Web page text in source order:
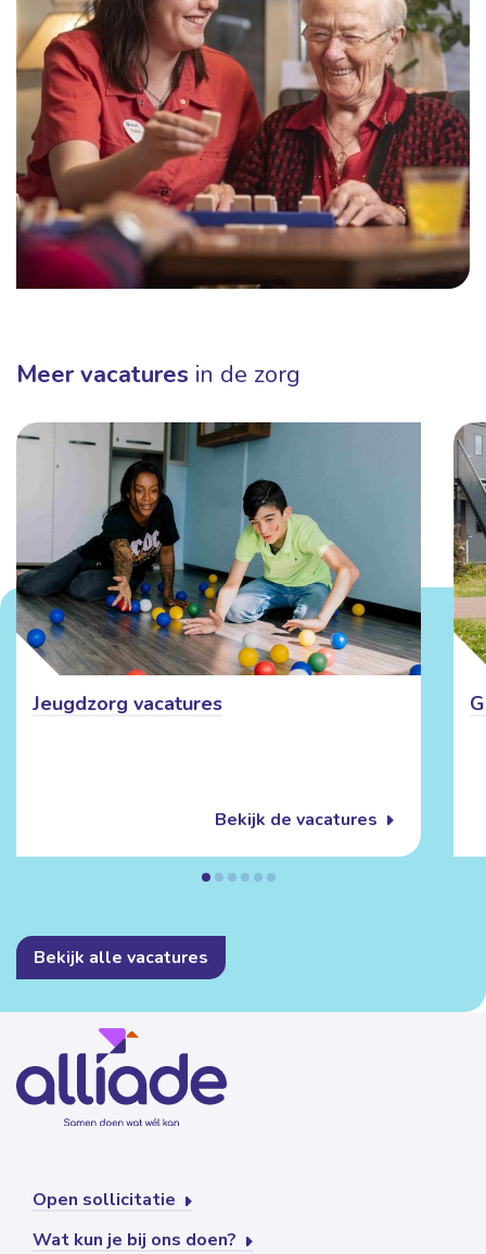
Meer vacatures in de zorg
Jeugdzorg vacatures
Bekijk de vacatures
Bekijk alle vacatures
Open sollicitatie
Wat kun je bij ons doen?